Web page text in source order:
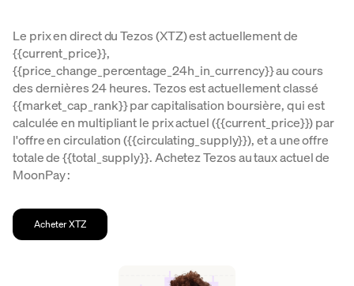
Le prix en direct du Tezos (XTZ) est actuellement de
{{current_price}},
{{price_change_percentage_24h_in_currency}} au cours
des dernières 24 heures. Tezos est actuellement classé
{{market_cap_rank}} par capitalisation boursière, qui est
calculée en multipliant le prix actuel ({{current_price}}) par
l'offre en circulation ({{circulating_supply}}), et a une offre
totale de {{total_supply}}. Achetez Tezos au taux actuel de
MoonPay :
Acheter XTZ